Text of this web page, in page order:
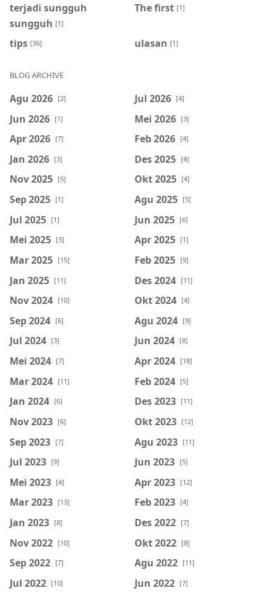
terjadi sungguh
sungguh [1]
The first [1]
tips [36] ulasan [1]
BLOG ARCHIVE
Agu 2026 [2] Jul 2026 [4]
Jun 2026 [1] Mei 2026 [3]
Apr 2026 [7] Feb 2026 [4]
Jan 2026 [3] Des 2025 [4]
Nov 2025 [5] Okt 2025 [4]
Sep 2025 [1] Agu 2025 [5]
Jul 2025 [1] Jun 2025 [6]
Mei 2025 [3] Apr 2025 [1]
Mar 2025 [15] Feb 2025 [9]
Jan 2025 [11] Des 2024 [11]
Nov 2024 [10] Okt 2024 [4]
Sep 2024 [6] Agu 2024 [9]
Jul 2024 [3] Jun 2024 [8]
Mei 2024 [7] Apr 2024 [18]
Mar 2024 [11] Feb 2024 [5]
Jan 2024 [6] Des 2023 [11]
Nov 2023 [6] Okt 2023 [12]
Sep 2023 [7] Agu 2023 [11]
Jul 2023 [9] Jun 2023 [5]
Mei 2023 [4] Apr 2023 [12]
Mar 2023 [13] Feb 2023 [4]
Jan 2023 [8] Des 2022 [7]
Nov 2022 [10] Okt 2022 [8]
Sep 2022 [7] Agu 2022 [11]
Jul 2022 [10] Jun 2022 [7]